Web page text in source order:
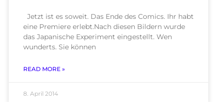
Jetzt ist es soweit. Das Ende des Comics. Ihr habt
eine Premiere erlebt.Nach diesen Bildern wurde
das Japanische Experiment eingestellt. Wen
wunderts. Sie können
READ MORE »
8. April 2014